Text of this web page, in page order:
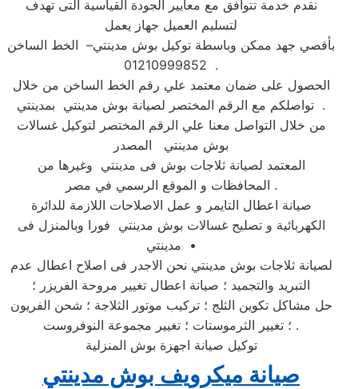
نقدم خدمة تتوافق مع معايير الجودة القياسية التى تهدف
لتسليم العميل جهاز يعمل
بأقصي جهد ممكن وباسطة توكيل بوش مدينتي– الخط الساخن
01210999852 .
الحصول على ضمان معتمد علي رقم الخط الساخن من خلال
تواصلكم مع الرقم المختصر لصيانة بوش مدينتي بمدينتي .
من خلال التواصل معنا علي الرقم المختصر لتوكيل غسالات
بوش مدينتي المصدر
المعتمد لصيانة ثلاجات بوش فى مدينتي وغيرها من
المحافظات و الموقع الرسمي في مصر .
صيانة اعطال التايمر و عمل الاصلاحات اللازمة للدائرة
الكهربائية و تصليح غسالات بوش مدينتي فورا وبالمنزل فى
مدينتي •
لصيانة ثلاجات بوش مدينتي نحن الاجدر فى اصلاح اعطال عدم
التبريد والتجميد ؛ صيانة اعطال تغيير مروحة الفريزر ؛
حل مشاكل تكوين الثلج ؛ تركيب موتور الثلاجة ؛ شحن الفريون
؛ تغيير الثرموستات ؛ تغيير مجموعة النوفروست .
توكيل صيانة اجهزة بوش المنزلية
صيانة ميكرويف بوش مدينتي